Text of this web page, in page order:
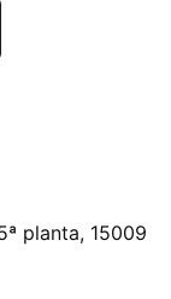
planta, 15009